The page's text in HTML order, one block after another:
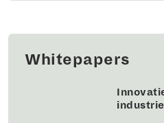
Whitepapers